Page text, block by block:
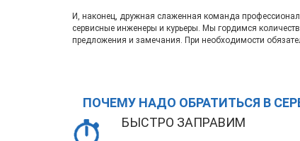
И, наконец, дружная слаженная команда
сервисные инженеры и курьеры. Мы гордимся
предложения и замечания. При необходимости
ПОЧЕМУ НАДО ОБРАТИТЬСЯ В
БЫСТРО ЗАПРАВИМ